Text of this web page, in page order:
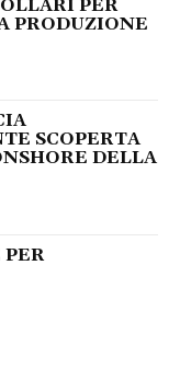
PER
PRODUZIONE
SCOPERTA
DELLA
PER